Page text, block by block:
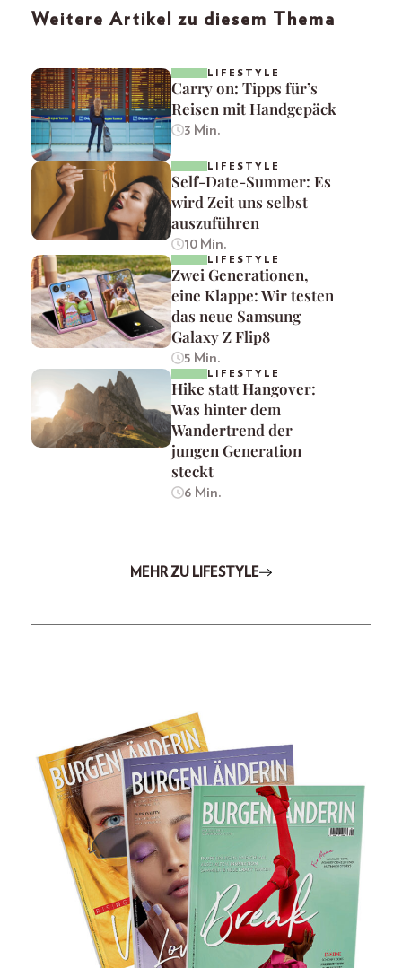
Weitere Artikel zu diesem Thema
LIFESTYLE
Carry on: Tipps für’s
Reisen mit Handgepäck
3 Min.
LIFESTYLE
Self-Date-Summer: Es
wird Zeit uns selbst
auszuführen
10 Min.
LIFESTYLE
Zwei Generationen,
eine Klappe: Wir testen
das neue Samsung
Galaxy Z Flip8
5 Min.
LIFESTYLE
Hike statt Hangover:
Was hinter dem
Wandertrend der
jungen Generation
steckt
6 Min.
MEHR ZU LIFESTYLE